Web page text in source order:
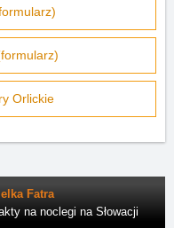
Orlickie
Fatra
na noclegi na Słowacji